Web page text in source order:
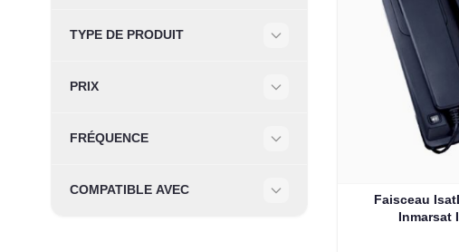
TYPE DE PRODUIT
PRIX
FRÉQUENCE
COMPATIBLE AVEC
Faisceau
Inmarsat